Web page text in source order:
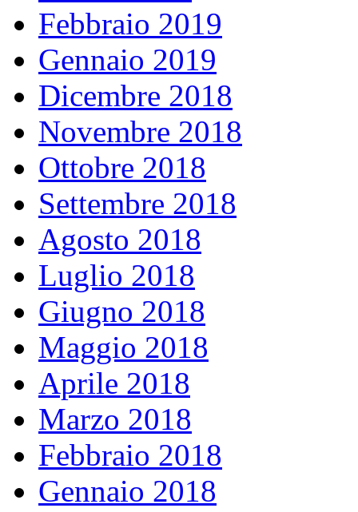
Febbraio 2019
Gennaio 2019
Dicembre 2018
Novembre 2018
Ottobre 2018
Settembre 2018
Agosto 2018
Luglio 2018
Giugno 2018
Maggio 2018
Aprile 2018
Marzo 2018
Febbraio 2018
Gennaio 2018